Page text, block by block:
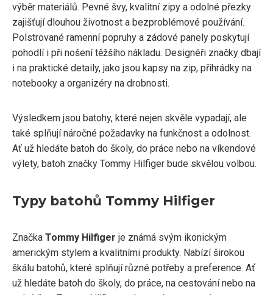
výběr materiálů. Pevné švy, kvalitní zipy a odolné přezky
zajišťují dlouhou životnost a bezproblémové používání.
Polstrované ramenní popruhy a zádové panely poskytují
pohodlí i při nošení těžšího nákladu. Designéři značky dbají
i na praktické detaily, jako jsou kapsy na zip, přihrádky na
notebooky a organizéry na drobnosti.
Výsledkem jsou batohy, které nejen skvěle vypadají, ale
také splňují náročné požadavky na funkčnost a odolnost.
Ať už hledáte batoh do školy, do práce nebo na víkendové
výlety, batoh značky Tommy Hilfiger bude skvělou volbou.
Typy batohů Tommy Hilfiger
Značka Tommy Hilfiger je známá svým ikonickým
americkým stylem a kvalitními produkty. Nabízí širokou
škálu batohů, které splňují různé potřeby a preference. Ať
už hledáte batoh do školy, do práce, na cestování nebo na